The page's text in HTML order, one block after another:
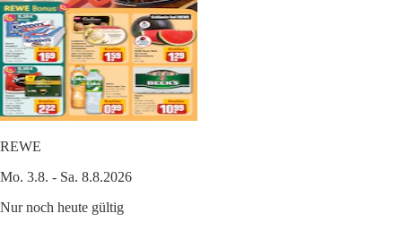
REWE
Mo. 3.8. - Sa. 8.8.2026
Nur noch heute gültig